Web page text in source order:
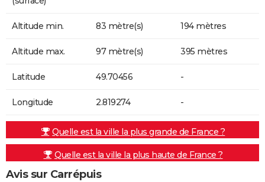
Altitude min. 83 mètre(s) 194 mètres
Altitude max. 97 mètre(s) 395 mètres
Latitude 49.70456 -
Longitude 2.819274 -
Quelle est la ville la plus grande de France ?
Quelle est la ville la plus haute de France ?
Avis sur Carrépuis